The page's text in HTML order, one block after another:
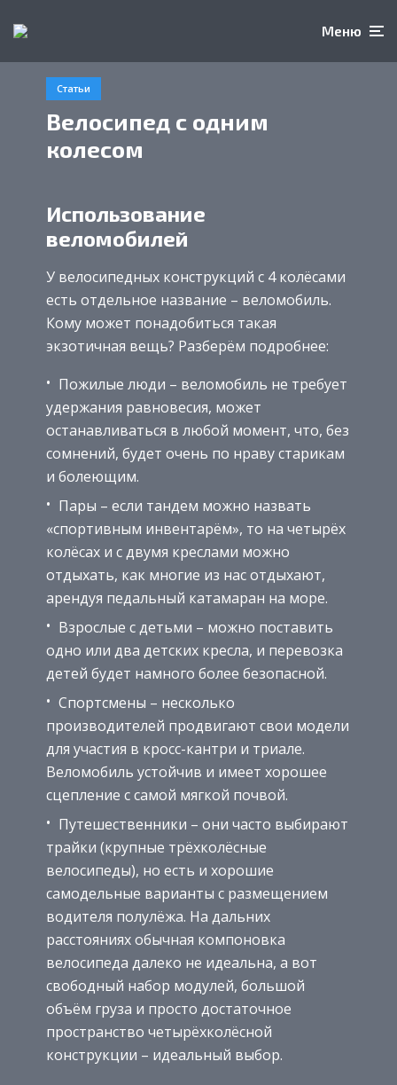
Меню
Статьи
Велосипед с одним
колесом
Использование
веломобилей
У велосипедных конструкций с 4 колёсами
есть отдельное название – веломобиль.
Кому может понадобиться такая
экзотичная вещь? Разберём подробнее:
Пожилые люди – веломобиль не требует
удержания равновесия, может
останавливаться в любой момент, что, без
сомнений, будет очень по нраву старикам
и болеющим.
Пары – если тандем можно назвать
«спортивным инвентарём», то на четырёх
колёсах и с двумя креслами можно
отдыхать, как многие из нас отдыхают,
арендуя педальный катамаран на море.
Взрослые с детьми – можно поставить
одно или два детских кресла, и перевозка
детей будет намного более безопасной.
Спортсмены – несколько
производителей продвигают свои модели
для участия в кросс-кантри и триале.
Веломобиль устойчив и имеет хорошее
сцепление с самой мягкой почвой.
Путешественники – они часто выбирают
трайки (крупные трёхколёсные
велосипеды), но есть и хорошие
самодельные варианты с размещением
водителя полулёжа. На дальних
расстояниях обычная компоновка
велосипеда далеко не идеальна, а вот
свободный набор модулей, большой
объём груза и просто достаточное
пространство четырёхколёсной
конструкции – идеальный выбор.